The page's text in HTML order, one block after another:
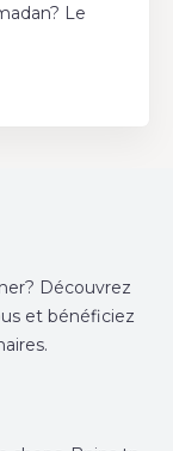
Le
Découvrez
et bénéficiez